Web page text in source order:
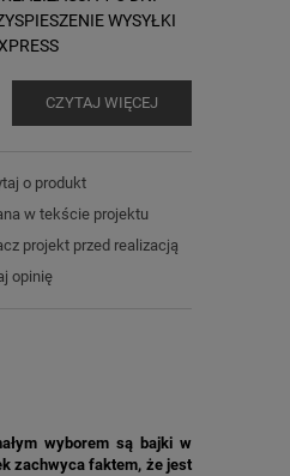
WYSYŁKI
CZYTAJ WIĘCEJ
o produkt
w tekście projektu
projekt przed realizacją
opinię
wyborem są bajki w
zachwyca faktem, że jest